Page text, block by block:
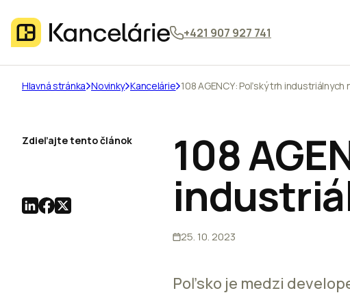
+421 907 927 741
Hlavná stránka Novinky Kancelárie 108 AGENCY: Poľský trh
108
25. 10. 2023
Poľsko je medzi
Zdieľajte tento článok